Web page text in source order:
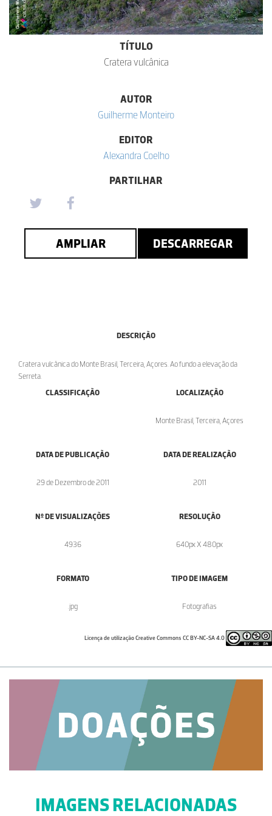
TÍTULO
Cratera vulcânica
AUTOR
Guilherme Monteiro
EDITOR
Alexandra Coelho
PARTILHAR
AMPLIAR DESCARREGAR
DESCRIÇÃO
Cratera vulcânica do Monte Brasil, Terceira, Açores. Ao fundo a elevação da
Serreta.
CLASSIFICAÇÃO
LOCALIZAÇÃO
Monte Brasil, Terceira, Açores
DATA DE PUBLICAÇÃO
29 de Dezembro de 2011
DATA DE REALIZAÇÃO
2011
Nº DE VISUALIZAÇÕES
4936
RESOLUÇÃO
640px X 480px
FORMATO
.jpg
TIPO DE IMAGEM
Fotografias
Licença de utilização Creative Commons CC BY-NC-SA 4.0
IMAGENS RELACIONADAS